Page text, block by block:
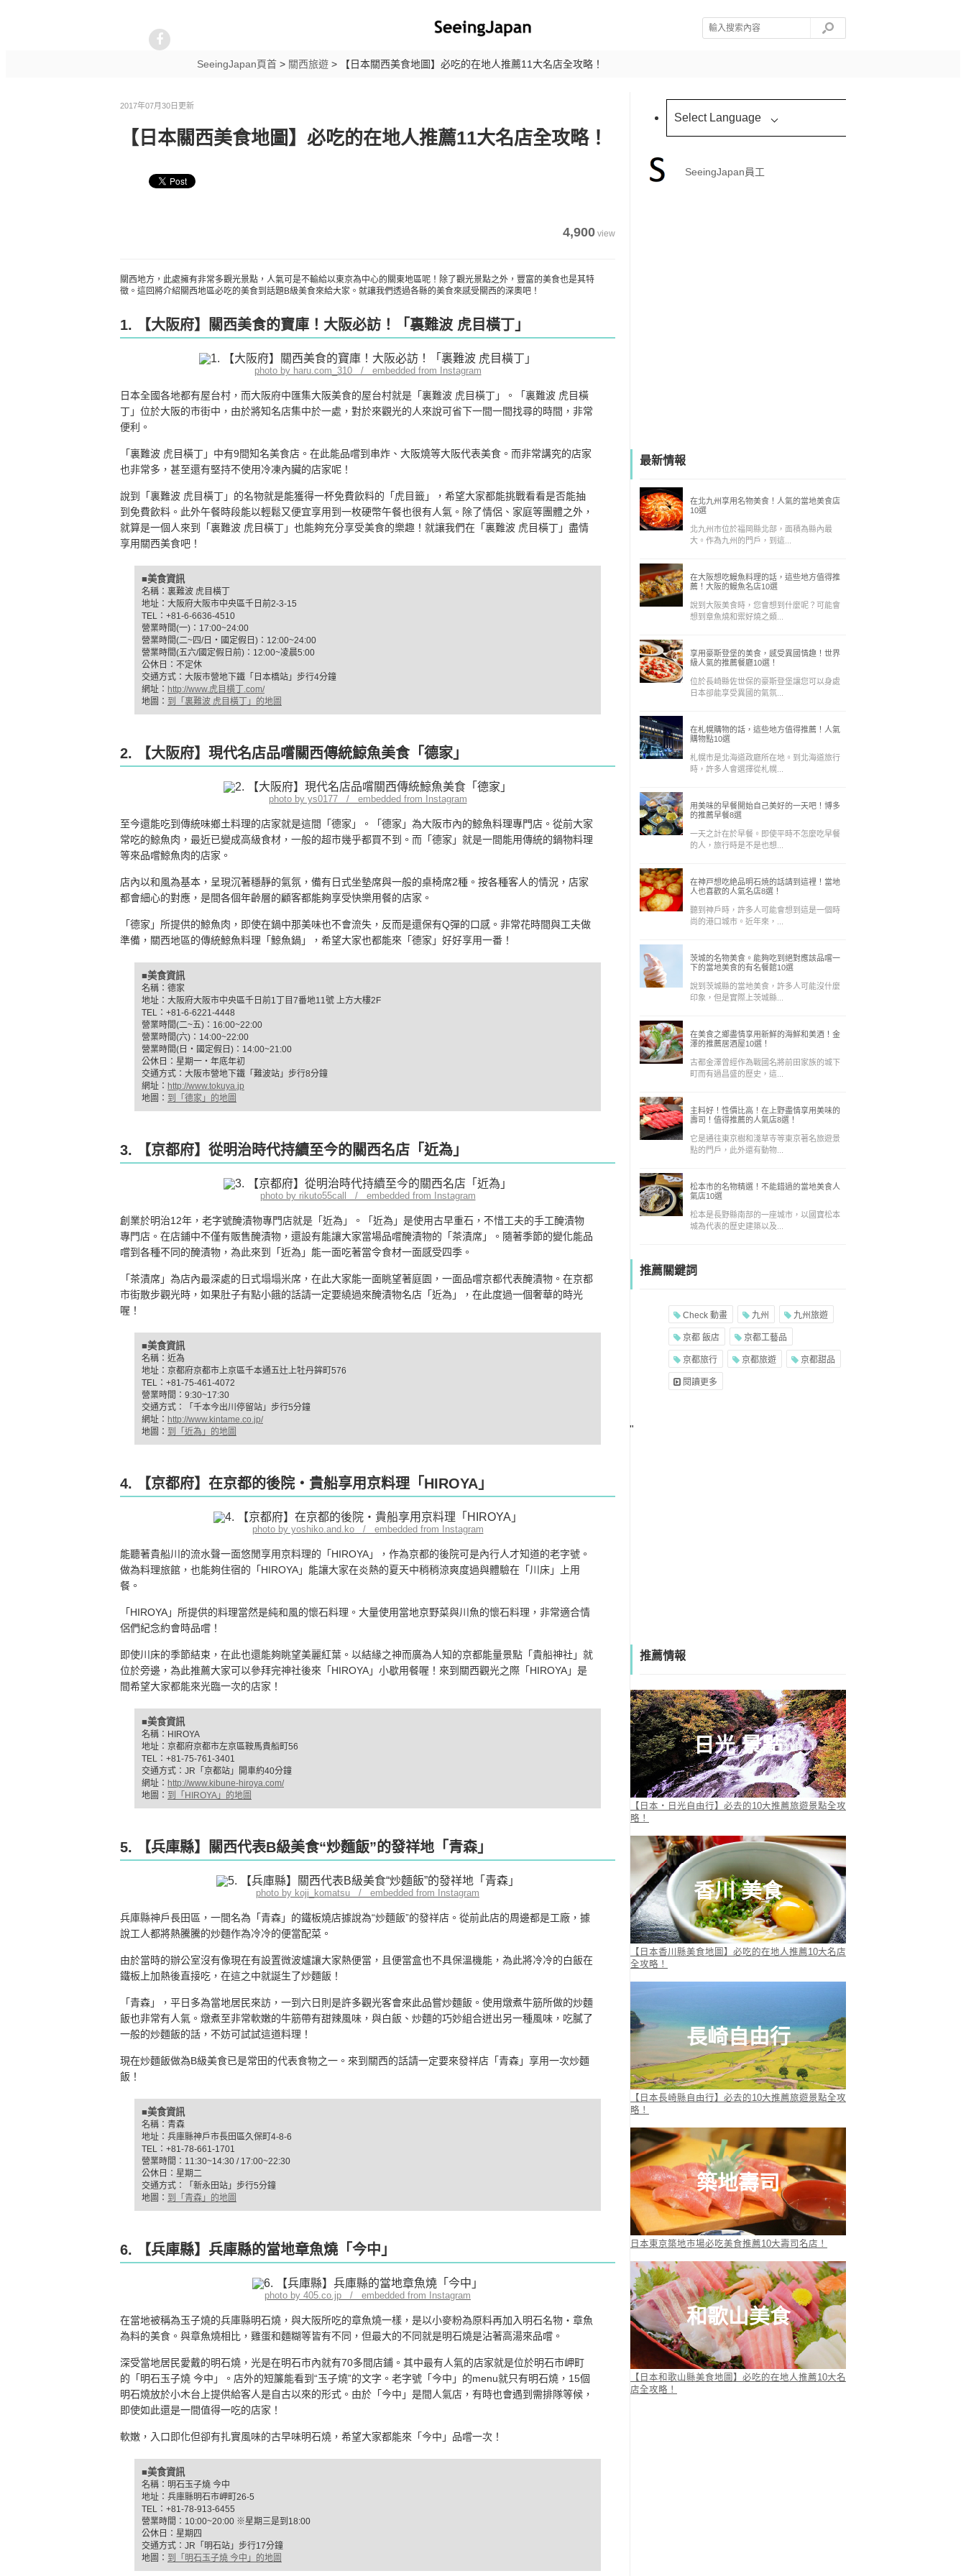
SeeingJapan頁首> 關西旅遊> 【日本關西美食地圖】必吃的在地人推薦11大名店全攻略！
2017年07月30日更新
【日本關西美食地圖】必吃的在地人推薦11大名店全攻略！
4,900 view
關西地方，此處擁有非常多觀光景點，人氣可是不輸給以東京為中心的關東地區呢！除了觀光景點之外，豐富的美食也是其特
徵。這回將介紹關西地區必吃的美食到話題B級美食來給大家。就讓我們透過各縣的美食來感受關西的深奧吧！
1. 【大阪府】關西美食的寶庫！大阪必訪！「裏難波 虎目橫丁」
photo by haru.com_310 / embedded from Instagram
日本全國各地都有屋台村，而大阪府中匯集大阪美食的屋台村就是「裏難波 虎目橫丁」。「裏難波 虎目橫
丁」位於大阪的市街中，由於將知名店集中於一處，對於來觀光的人來說可省下一間一間找尋的時間，非常
便利。
「裏難波 虎目橫丁」中有9間知名美食店。在此能品嚐到串炸、大阪燒等大阪代表美食。而非常講究的店家
也非常多，甚至還有堅持不使用冷凍內臟的店家呢！
說到「裏難波 虎目橫丁」的名物就是能獲得一杯免費飲料的「虎目籤」，希望大家都能挑戰看看是否能抽
到免費飲料。此外午餐時段能以輕鬆又便宜享用到一枚硬幣午餐也很有人氣。除了情侶、家庭等團體之外，
就算是一個人來到「裏難波 虎目橫丁」也能夠充分享受美食的樂趣！就讓我們在「裏難波 虎目橫丁」盡情
享用關西美食吧！
■美食資訊
名稱：裏難波 虎目橫丁
地址：大阪府大阪市中央區千日前2-3-15
TEL：+81-6-6636-4510
營業時間(一)：17:00~24:00
營業時間(二~四/日‧國定假日)：12:00~24:00
營業時間(五六/國定假日前)：12:00~凌晨5:00
公休日：不定休
交通方式：大阪市營地下鐵「日本橋站」步行4分鐘
網址： http://www.虎目横丁.com/
地圖： 到「裏難波 虎目橫丁」的地圖
2. 【大阪府】現代名店品嚐關西傳統鯨魚美食「德家」
photo by ys0177 / embedded from Instagram
至今還能吃到傳統味鄉土料理的店家就是這間「德家」。「德家」為大阪市內的鯨魚料理專門店。從前大家
常吃的鯨魚肉，最近已變成高級食材，一般的超市幾乎都買不到。而「德家」就是一間能用傳統的鍋物料理
等來品嚐鯨魚肉的店家。
店內以和風為基本，呈現沉著穩靜的氣氛，備有日式坐墊席與一般的桌椅席2種。按各種客人的情況，店家
都會細心的對應，是間各個年齡層的顧客都能夠享受快樂用餐的店家。
「德家」所提供的鯨魚肉，即使在鍋中那美味也不會流失，反而是還保有Q彈的口感。非常花時間與工夫做
準備，關西地區的傳統鯨魚料理「鯨魚鍋」，希望大家也都能來「德家」好好享用一番！
■美食資訊
名稱：德家
地址：大阪府大阪市中央區千日前1丁目7番地11號 上方大樓2F
TEL：+81-6-6221-4448
營業時間(二~五)：16:00~22:00
營業時間(六)：14:00~22:00
營業時間(日‧國定假日)：14:00~21:00
公休日：星期一‧年底年初
交通方式：大阪市營地下鐵「難波站」步行8分鐘
網址： http://www.tokuya.jp
地圖： 到「德家」的地圖
3. 【京都府】從明治時代持續至今的關西名店「近為」
photo by rikuto55call / embedded from Instagram
創業於明治12年，老字號醃漬物專門店就是「近為」。「近為」是使用古早重石，不惜工夫的手工醃漬物
專門店。在店鋪中不僅有販售醃漬物，還設有能讓大家當場品嚐醃漬物的「茶漬席」。隨著季節的變化能品
嚐到各種不同的醃漬物，為此來到「近為」能一面吃著當令食材一面感受四季。
「茶漬席」為店內最深處的日式塌塌米席，在此大家能一面眺望著庭園，一面品嚐京都代表醃漬物。在京都
市街散步觀光時，如果肚子有點小餓的話請一定要繞過來醃漬物名店「近為」，在此度過一個奢華的時光
喔！
■美食資訊
名稱：近為
地址：京都府京都市上京區千本通五辻上牡丹鉾町576
TEL：+81-75-461-4072
營業時間：9:30~17:30
交通方式：「千本今出川停留站」步行5分鐘
網址： http://www.kintame.co.jp/
地圖： 到「近為」的地圖
4. 【京都府】在京都的後院‧貴船享用京料理「HIROYA」
photo by yoshiko.and.ko / embedded from Instagram
能聽著貴船川的流水聲一面悠閒享用京料理的「HIROYA」，作為京都的後院可是內行人才知道的老字號。
做為料理旅館，也能夠住宿的「HIROYA」能讓大家在炎熱的夏天中稍稍涼爽度過與體驗在「川床」上用
餐。
「HIROYA」所提供的料理當然是純和風的懷石料理。大量使用當地京野菜與川魚的懷石料理，非常適合情
侶們紀念約會時品嚐！
即使川床的季節結束，在此也還能夠眺望美麗紅葉。以結緣之神而廣為人知的京都能量景點「貴船神社」就
位於旁邊，為此推薦大家可以參拜完神社後來「HIROYA」小歇用餐喔！來到關西觀光之際「HIROYA」是
間希望大家都能來光臨一次的店家！
■美食資訊
名稱：HIROYA
地址：京都府京都市左京區鞍馬貴船町56
TEL：+81-75-761-3401
交通方式：JR「京都站」開車約40分鐘
網址： http://www.kibune-hiroya.com/
地圖： 到「HIROYA」的地圖
5. 【兵庫縣】關西代表B級美食“炒麵飯”的發祥地「青森」
photo by koji_komatsu / embedded from Instagram
兵庫縣神戶長田區，一間名為「青森」的鐵板燒店據說為“炒麵飯”的發祥店。從前此店的周邊都是工廠，據
說工人都將熱騰騰的炒麵作為冷冷的便當配菜。
由於當時的辦公室沒有像現在有設置微波爐讓大家熱便當，且便當盒也不具保溫機能，為此將冷冷的白飯在
鐵板上加熱後直接吃，在這之中就誕生了炒麵飯！
「青森」，平日多為當地居民來訪，一到六日則是許多觀光客會來此品嘗炒麵飯。使用燉煮牛筋所做的炒麵
飯也非常有人氣。燉煮至非常軟嫩的牛筋帶有甜辣風味，與白飯、炒麵的巧妙組合迸出另一種風味，吃膩了
一般的炒麵飯的話，不妨可試試這道料理！
現在炒麵飯做為B級美食已是常田的代表食物之一。來到關西的話請一定要來發祥店「青森」享用一次炒麵
飯！
■美食資訊
名稱：青森
地址：兵庫縣神戶市長田區久保町4-8-6
TEL：+81-78-661-1701
營業時間：11:30~14:30 / 17:00~22:30
公休日：星期二
交通方式：「新永田站」步行5分鐘
地圖： 到「青森」的地圖
6. 【兵庫縣】兵庫縣的當地章魚燒「今中」
photo by 405.co.jp / embedded from Instagram
在當地被稱為玉子燒的兵庫縣明石燒，與大阪所吃的章魚燒一樣，是以小麥粉為原料再加入明石名物‧章魚
為料的美食。與章魚燒相比，雞蛋和麵糊等皆有不同，但最大的不同就是明石燒是沾著高湯來品嚐。
深受當地居民愛戴的明石燒，光是在明石市內就有70多間店鋪。其中最有人氣的店家就是位於明石市岬町
的「明石玉子燒 今中」。店外的短簾能看到“玉子燒”的文字。老字號「今中」的menu就只有明石燒，15個
明石燒放於小木台上提供給客人是自古以來的形式。由於「今中」是間人氣店，有時也會遇到需排隊等候，
即使如此還是一間值得一吃的店家！
軟嫩，入口即化但卻有扎實風味的古早味明石燒，希望大家都能來「今中」品嚐一次！
■美食資訊
名稱：明石玉子燒 今中
地址：兵庫縣明石市岬町26-5
TEL：+81-78-913-6455
營業時間：10:00~20:00 ※星期三是到18:00
公休日：星期四
交通方式：JR「明石站」步行17分鐘
地圖： 到「明石玉子燒 今中」的地圖
Select Language
SeeingJapan員工
最新情報
在北九州享用名物美食！人氣的當地美食店
10選
北九州市位於福岡縣北部，面積為縣內最
大。作為九州的門戶，到這...
在大阪想吃鰻魚料理的話，這些地方值得推
薦！大阪的鰻魚名店10選
說到大阪美食時，您會想到什麼呢？可能會
想到章魚燒和禦好燒之類...
享用豪斯登堡的美食，感受異國情趣！世界
級人氣的推薦餐廳10選！
位於長崎縣佐世保的豪斯登堡讓您可以身處
日本卻能享受異國的氣氛...
在札幌購物的話，這些地方值得推薦！人氣
購物點10選
札幌市是北海道政廳所在地。到北海道旅行
時，許多人會選擇從札幌...
用美味的早餐開始自己美好的一天吧！博多
的推薦早餐8選
一天之計在於早餐。即使平時不怎麼吃早餐
的人，旅行時是不是也想...
在神戸想吃絶品明石焼的話請到這裡！當地
人也喜歡的人氣名店8選！
聽到神戶時，許多人可能會想到這是一個時
尚的港口城市。近年來，...
茨城的名物美食。能夠吃到絕對應該品嚐一
下的當地美食的有名餐館10選
說到茨城縣的當地美食，許多人可能沒什麼
印象，但是實際上茨城縣...
在美食之鄉盡情享用新鮮的海鮮和美酒！金
澤的推薦居酒屋10選！
古都金澤曾經作為戰國名將前田家族的城下
町而有過昌盛的歷史，這...
主料好！性價比高！在上野盡情享用美味的
壽司！值得推薦的人氣店8選！
它是通往東京樹和淺草寺等東京著名旅遊景
點的門戶，此外還有動物...
松本市的名物精選！不能錯過的當地美食人
氣店10選
松本是長野縣南部的一座城市，以國寶松本
城為代表的歷史建築以及...
推薦關鍵詞
Check 動畫 九州 九州旅遊
京都 飯店 京都工藝品
京都旅行 京都旅遊 京都甜品
閱讀更多
"
推薦情報
日光 景點
【日本・日光自由行】必去的10大推薦旅遊景點全攻
略！
香川 美食
【日本香川縣美食地圖】必吃的在地人推薦10大名店
全攻略！
長崎自由行
【日本長崎縣自由行】必去的10大推薦旅遊景點全攻
略！
築地壽司
日本東京築地市場必吃美食推薦10大壽司名店！
和歌山美食
【日本和歌山縣美食地圖】必吃的在地人推薦10大名
店全攻略！